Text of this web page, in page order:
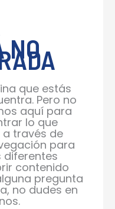
NO
que estás
Pero no
aquí para
lo que
a través de
para
diferentes
contenido
pregunta
no dudes en